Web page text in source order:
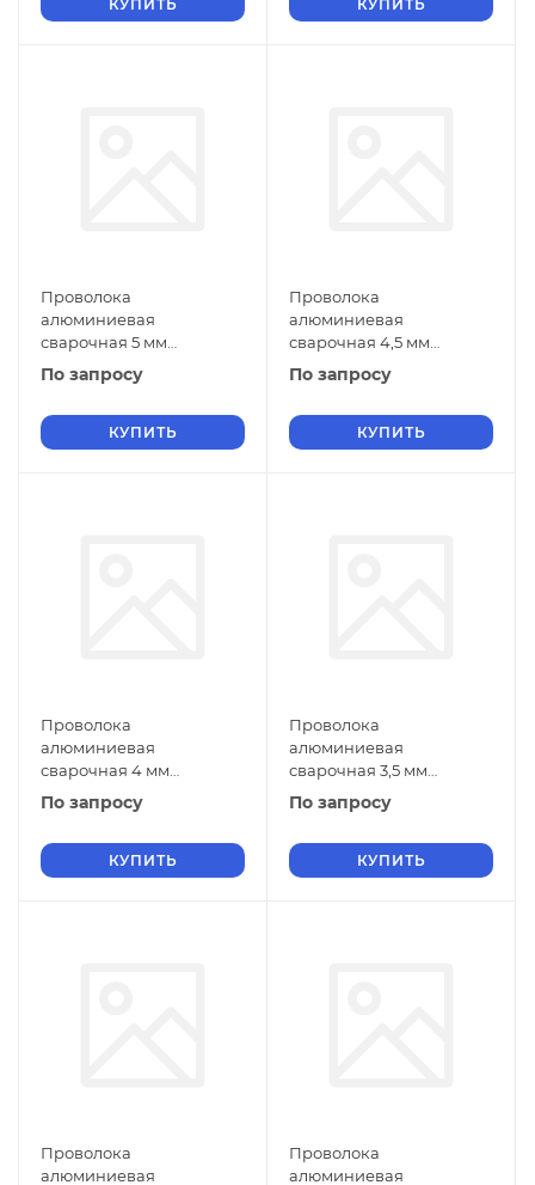
КУПИТЬ КУПИТЬ
Проволока
алюминиевая
сварочная 5 мм
СвАМг3М ГОСТ 7871-2019
По запросу
КУПИТЬ
Проволока
алюминиевая
сварочная 4,5 мм
СвАМг3М ГОСТ 7871-2019
По запросу
КУПИТЬ
Проволока
алюминиевая
сварочная 4 мм
СвАМг3М ГОСТ 7871-2019
По запросу
КУПИТЬ
Проволока
алюминиевая
сварочная 3,5 мм
СвАМг3М ГОСТ 7871-2019
По запросу
КУПИТЬ
Проволока
алюминиевая
Проволока
алюминиевая